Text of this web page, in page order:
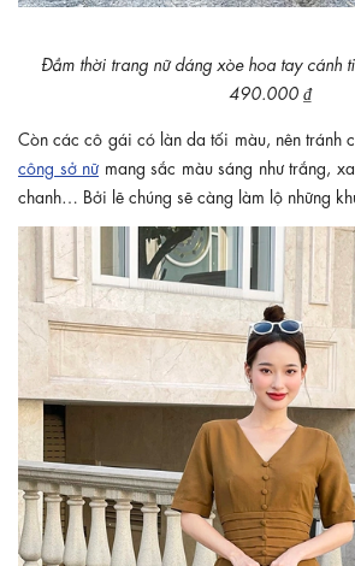
Đầm thời trang nữ dáng xòe hoa tay cánh
490.000 ₫
Còn các cô gái có làn da tối màu, nên tránh
công sở nữ mang sắc màu sáng như trắng,
chanh… Bởi lẽ chúng sẽ càng làm lộ những